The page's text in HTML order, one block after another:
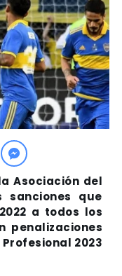
Asociación del
sanciones que
a todos los
penalizaciones
2023